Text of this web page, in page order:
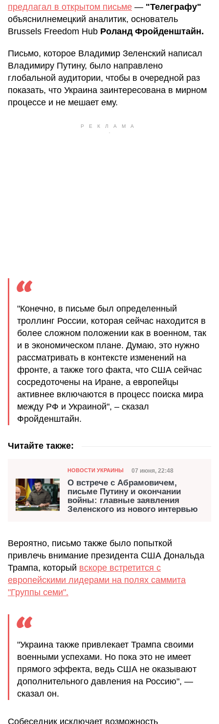
предлагал в открытом письме — "Телеграфу"
объяснилнемецкий аналитик, основатель
Brussels Freedom Hub Роланд Фройденштайн.
Письмо, которое Владимир Зеленский написал
Владимиру Путину, было направлено
глобальной аудитории, чтобы в очередной раз
показать, что Украина заинтересована в мирном
процессе и не мешает ему.
"Конечно, в письме был определенный
троллинг России, которая сейчас находится в
более сложном положении как в военном, так
и в экономическом плане. Думаю, это нужно
рассматривать в контексте изменений на
фронте, а также того факта, что США сейчас
сосредоточены на Иране, а европейцы
активнее включаются в процесс поиска мира
между РФ и Украиной", – сказал
Фройденштайн.
Читайте также:
Категория
НОВОСТИ УКРАИНЫ Дата публикации
07 июня, 22:48
О встрече с Абрамовичем,
письме Путину и окончании
войны: главные заявления
Зеленского из нового интервью
Вероятно, письмо также было попыткой
привлечь внимание президента США Дональда
Трампа, который вскоре встретится с
европейскими лидерами на полях саммита
"Группы семи".
"Украина также привлекает Трампа своими
военными успехами. Но пока это не имеет
прямого эффекта, ведь США не оказывают
дополнительного давления на Россию", —
сказал он.
Собеседник исключает возможность